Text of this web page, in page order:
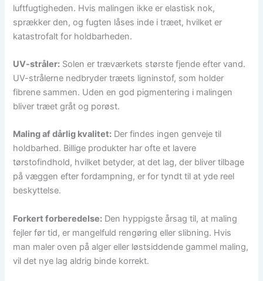
luftfugtigheden. Hvis malingen ikke er elastisk nok,
sprækker den, og fugten låses inde i træet, hvilket er
katastrofalt for holdbarheden.
UV-stråler: Solen er træværkets største fjende efter vand.
UV-strålerne nedbryder træets ligninstof, som holder
fibrene sammen. Uden en god pigmentering i malingen
bliver træet gråt og porøst.
Maling af dårlig kvalitet: Der findes ingen genveje til
holdbarhed. Billige produkter har ofte et lavere
tørstofindhold, hvilket betyder, at det lag, der bliver tilbage
på væggen efter fordampning, er for tyndt til at yde reel
beskyttelse.
Forkert forberedelse: Den hyppigste årsag til, at maling
fejler før tid, er mangelfuld rengøring eller slibning. Hvis
man maler oven på alger eller løstsiddende gammel maling,
vil det nye lag aldrig binde korrekt.